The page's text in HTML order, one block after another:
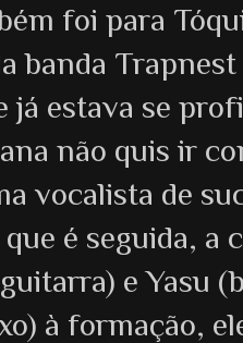
foi para
banda
já estava se
não quis ir
vocalista de
é seguida, a
e Yasu
à formação,